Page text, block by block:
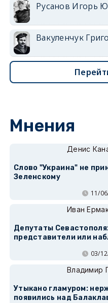
Русанов Игорь
Вакуленчук
Мнения
Денис
Слово "Украина" не
Зеленскому
11/
Иван
Депутаты
представители или
03/
Владимир
Утыкано гламуром:
появились над